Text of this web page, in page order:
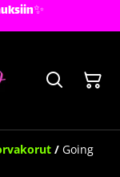
/ Going